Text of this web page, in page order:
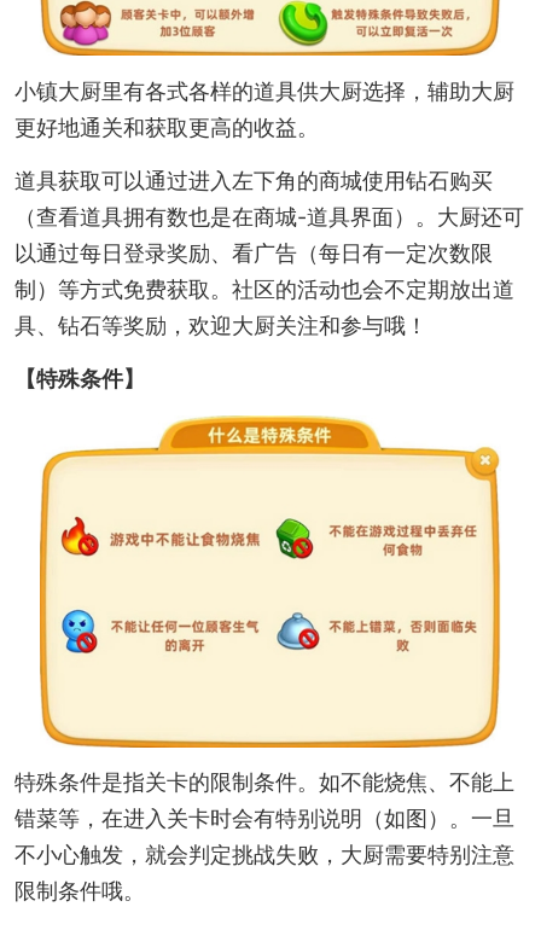
小镇大厨里有各式各样的道具供大厨选择，辅助大厨
更好地通关和获取更高的收益。
道具获取可以通过进入左下角的商城使用钻石购买
（查看道具拥有数也是在商城-道具界面）。大厨还可
以通过每日登录奖励、看广告（每日有一定次数限
制）等方式免费获取。社区的活动也会不定期放出道
具、钻石等奖励，欢迎大厨关注和参与哦！
【特殊条件】
特殊条件是指关卡的限制条件。如不能烧焦、不能上
错菜等，在进入关卡时会有特别说明（如图）。一旦
不小心触发，就会判定挑战失败，大厨需要特别注意
限制条件哦。